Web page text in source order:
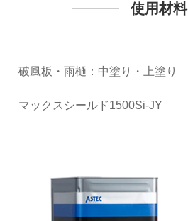
使用材料
破風板・雨樋：中塗り・上塗り
マックスシールド1500Si-JY